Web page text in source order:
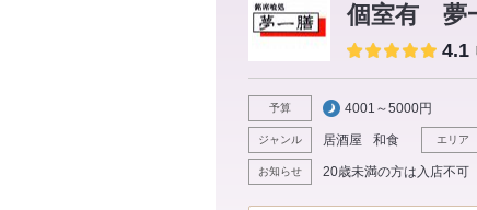
個室有 夢
4.1
予算 4001～5000円
ジャンル 居酒屋 和食 エリア
お知らせ 20歳未満の方は入店不可